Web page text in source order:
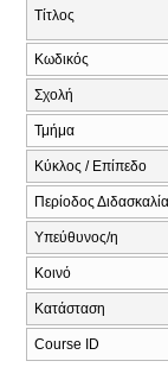
Τίτλος
Κωδικός
Σχολή
Τμήμα
Κύκλος / Επίπεδο
Περίοδος
Υπεύθυνος/η
Κοινό
Κατάσταση
Course ID